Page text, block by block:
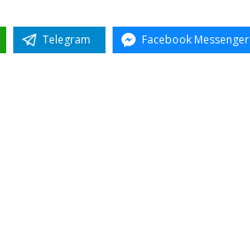
Telegram Facebook Messenger